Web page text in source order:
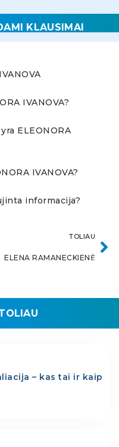
KLAUSIMAI
IVANOVA?
ELEONORA
IVANOVA?
informacija?
TOLIAU
ELENA RAMANECKIENĖ
– kas tai ir kaip